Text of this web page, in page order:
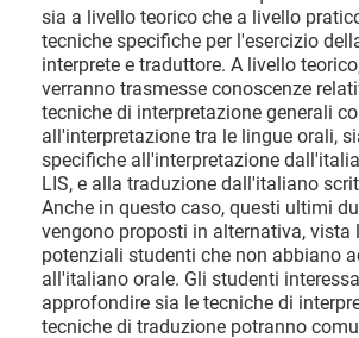
sia a livello teorico che a livello
tecniche specifiche per l'esercizio
interprete e traduttore. A livello
verranno trasmesse conoscenze
tecniche di interpretazione generali
all'interpretazione tra le lingue orali,
specifiche all'interpretazione
LIS, e alla traduzione dall'italiano
Anche in questo caso, questi ultimi
vengono proposti in alternativa, vista
potenziali studenti che non abbiano
all'italiano orale. Gli studenti
approfondire sia le tecniche di
tecniche di traduzione potranno